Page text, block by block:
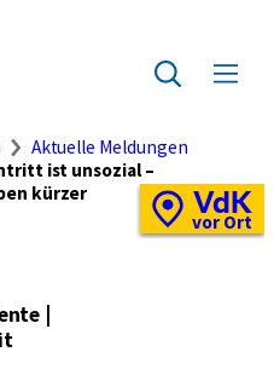
Zur
Suche
Menü
VdK
vor Ort
Aktuelle Meldungen
ist unsozial –
kürzer